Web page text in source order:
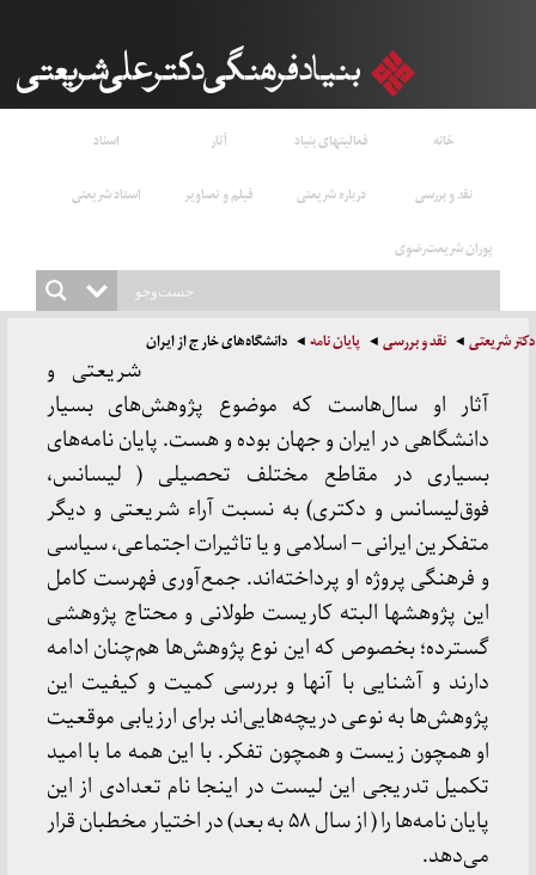
خانه فعالیتهای بنیاد آثار
اسناد
نقد و بررسی
درباره شریعتی فیلم و تصاویر
استاد شریعتی
پوران شریعت‌رضوی
دکتر شریعتی نقد و بررسی پایان نامه دانشگاه‌های خارج از ایران
شریعتی و
آثار او سال‌هاست که موضوع پژوهش‌های بسیار
دانشگاهی در ایران و جهان بوده و هست. پایان نامه‌های
بسیاری در مقاطع مختلف تحصیلی ( لیسانس،
فوق‌لیسانس و دکتری) به نسبت آراء شریعتی و دیگر
متفکرین ایرانی – اسلامی و یا تاثیرات اجتماعی، سیاسی
و فرهنگی پروژه او پرداخته‌اند. جمع‌آوری فهرست کامل
این پژوهشها البته کاریست طولانی و محتاج پژوهشی
گسترده؛ بخصوص که این نوع پژوهش‌ها هم‌چنان ادامه
دارند و آشنایی با آنها و بررسی کمیت و کیفیت این
پژوهش‌ها به نوعی دریچه‌هایی‌اند برای ارزیابی موقعیت
او همچون زیست و همچون تفکر. با این همه ما با امید
تکمیل تدریجی این لیست در اینجا نام تعدادی از این
پایان نامه‌ها را ( از سال ۵۸ به بعد) در اختیار مخطبان قرار
می‌دهد.